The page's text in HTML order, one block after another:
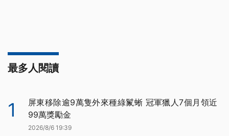
最多人閱讀
1
屏東移除逾9萬隻外來種綠鬣蜥 冠軍獵人7個月領近
99萬獎勵金
2026/8/6 19:39